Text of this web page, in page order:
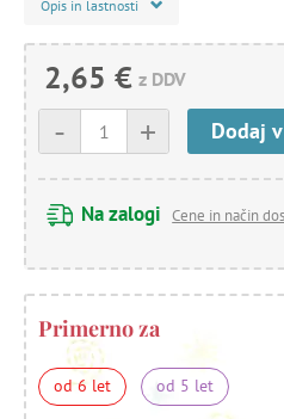
Opis in lastnosti
2,65 € z DDV
+
- Dodaj
Na zalogi Cene in način
Primerno za
od 6 let od 5 let